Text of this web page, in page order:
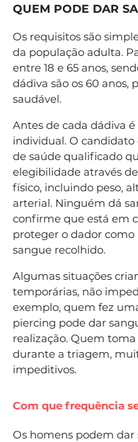
QUEM PODE DAR
Os requisitos são
da população adulta.
entre 18 e 65 anos,
dádiva são os 60 anos,
saudável.
Antes de cada dádiva
individual. O
de saúde qualificado
elegibilidade através
físico, incluindo peso,
arterial. Ninguém dá
confirme que está em
proteger o dador
sangue recolhido.
Algumas situações
temporárias, não
exemplo, quem fez
piercing pode dar
realização. Quem
durante a triagem,
impeditivos.
Com que frequência
Os homens podem dar